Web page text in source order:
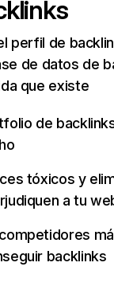
perfil de
de datos de
que existe
de
tóxicos y
a tu
backlinks